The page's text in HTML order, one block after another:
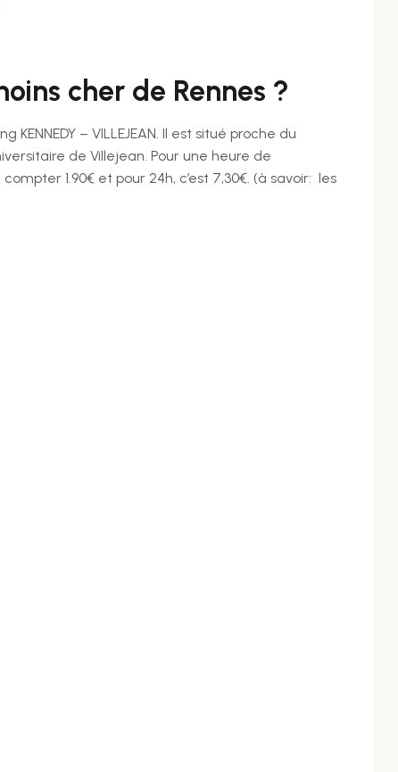
cher de Rennes ?
– VILLEJEAN. Il est situé proche du
de Villejean. Pour une heure de
1.90€ et pour 24h, c’est 7,30€. (à savoir: les